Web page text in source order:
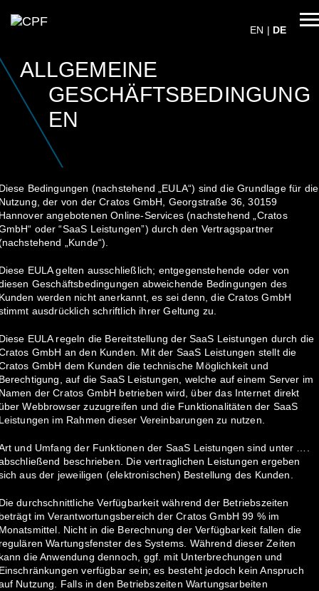
PROJEKTUMGEBUNG & TOOLS
ABOUT US
Mein Projekt
contact
Call me back Service
Projektstart
ALLGEMEINE
GESCHÄFTSBEDINGUNG
EN
Bedingungen (nachstehend „EULA“) sind die Grundlage für die
der von der Cratos GmbH, Georgstraße 36, 30159
angebotenen Online-Services (nachstehend „Cratos
oder “SaaS Leistungen”) durch den Vertragspartner
„Kunde“).
EULA gelten ausschließlich; entgegenstehende oder von
Geschäftsbedingungen abweichende Bedingungen des
werden nicht anerkannt, es sei denn, die Cratos GmbH
ausdrücklich schriftlich ihrer Geltung zu.
EULA regeln die Bereitstellung der SaaS Leistungen durch die
GmbH an den Kunden. Mit der SaaS Leistungen stellt die
GmbH dem Kunden die technische Möglichkeit und
auf die SaaS Leistungen, welche auf einem Server im
der Cratos GmbH betrieben wird, über das Internet direkt
Webbrowser zuzugreifen und die Funktionalitäten der SaaS
im Rahmen dieser Vereinbarungen zu nutzen.
und Umfang der Funktionen der SaaS Leistungen sind unter ….
beschrieben. Die vertraglichen Leistungen ergeben
aus der jeweiligen (elektronischen) Bestellung des Kunden.
durchschnittliche Verfügbarkeit während der Betriebszeiten
im Verantwortungsbereich der Cratos GmbH 99 % im
Nicht in die Berechnung der Verfügbarkeit fallen die
Wartungsfenster des Systems. Während dieser Zeiten
die Anwendung dennoch, ggf. mit Unterbrechungen und
verfügbar sein; es besteht jedoch kein Anspruch
Nutzung. Falls in den Betriebszeiten Wartungsarbeiten
EN | DE